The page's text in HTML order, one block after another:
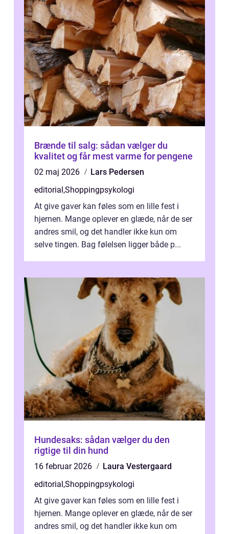
Brænde til salg: sådan vælger du
kvalitet og får mest varme for pengene
02 maj 2026
Lars Pedersen
editorial ,Shoppingpsykologi
At give gaver kan føles som en lille fest i
hjernen. Mange oplever en glæde, når de ser
andres smil, og det handler ikke kun om
selve tingen. Bag følelsen ligger både p...
Hundesaks: sådan vælger du den
rigtige til din hund
16 februar 2026
Laura Vestergaard
editorial ,Shoppingpsykologi
At give gaver kan føles som en lille fest i
hjernen. Mange oplever en glæde, når de ser
andres smil, og det handler ikke kun om